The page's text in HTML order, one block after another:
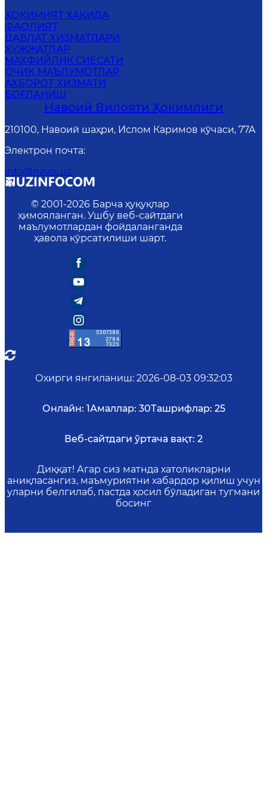
ҲОКИМИЯТ ҲАҚИДА
ФАОЛИЯТ
ДАВЛАТ ХИЗМАТЛАРИ
ҲУЖЖАТЛАР
MАХФИЙЛИК СИЁСАТИ
ОЧИҚ МАЪЛУМОТЛАР
АХБОРОТ ХИЗМАТИ
БОҒЛАНИШ
Навоий Вилояти Ҳокимлиги
210100, Навоий шаҳри, Ислом Каримов кўчаси, 77А
Электрон почта:
info@navoi.uz
© 2001-2026 Барча ҳуқуқлар
ҳимояланган. Ушбу веб-сайтдаги
маълумотлардан фойдаланганда
ҳавола кўрсатилиши шарт.
Охирги янгиланиш: 2026-08-03 09:32:03
Онлайн: 1Амаллар: 30Ташрифлар: 25
Веб-сайтдаги ўртача вақт: 2
Диққат! Агар сиз матнда хатоликларни
аниқласангиз, маъмуриятни хабардор қилиш учун
уларни белгилаб, пастда ҳосил бўладиган тугмани
босинг